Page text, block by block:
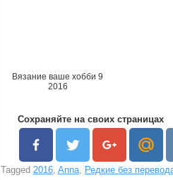
Вязание ваше хобби 9
2016
Сохраняйте на своих страницах
Tagged 2016, Anna, Редкие без